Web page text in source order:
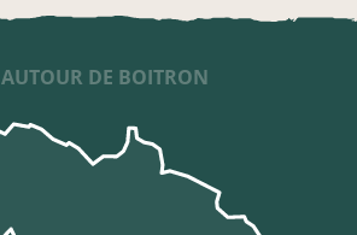
AUTOUR DE BOITRON